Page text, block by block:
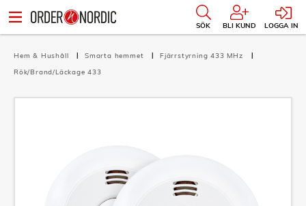
SÖK BLI KUND LOGGA IN
Hem & Hushåll Smarta hemmet
Fjärrstyrning 433 MHz
Rök/Brand/Läckage 433